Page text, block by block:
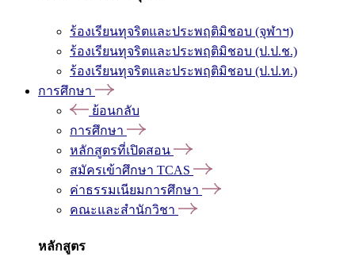
ร้องเรียนทุจริตและประพฤติมิชอบ (จุฬาฯ)
ร้องเรียนทุจริตและประพฤติมิชอบ (ป.ป.ช.)
ร้องเรียนทุจริตและประพฤติมิชอบ (ป.ป.ท.)
การศึกษา
ย้อนกลับ
การศึกษา
หลักสูตรที่เปิดสอน
สมัครเข้าศึกษา TCAS
ค่าธรรมเนียมการศึกษา
คณะและสำนักวิชา
หลักสูตร